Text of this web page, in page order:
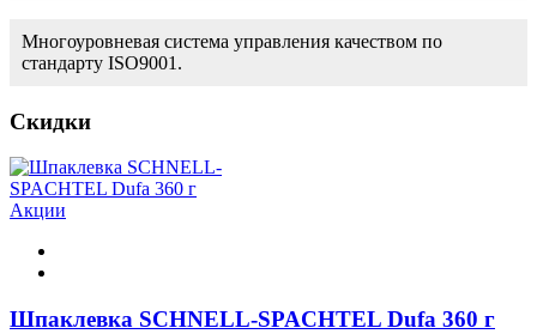
Многоуровневая система управления качеством по
стандарту ISO9001.
Скидки
Акции
Шпаклевка SCHNELL-SPACHTEL Dufa 360 г